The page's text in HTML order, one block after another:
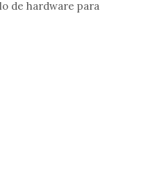
de hardware para